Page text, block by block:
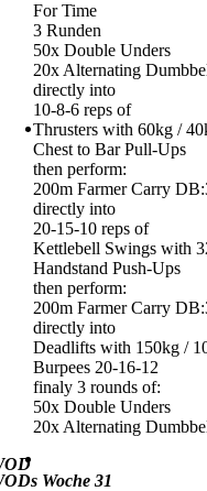
For Time
3 Runden
50x Double Unders
20x Alternating
directly into
10-8-6 reps of
Thrusters with 60kg /
Chest to Bar Pull-Ups
then perform:
200m Farmer Carry
directly into
20-15-10 reps of
Kettlebell Swings with
Handstand Push-Ups
then perform:
200m Farmer Carry
directly into
Deadlifts with 150kg /
Burpees 20-16-12
finaly 3 rounds of:
50x Double Unders
20x Alternating
Woche 31